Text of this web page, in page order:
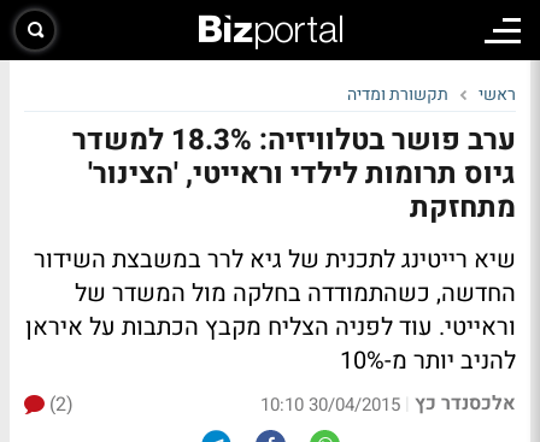
ראשי תקשורת ומדיה
ערב פושר בטלוויזיה: 18.3% למשדר
גיוס תרומות לילדי וראייטי, 'הצינור'
מתחזקת
שיא רייטינג לתכנית של גיא לרר במשבצת השידור
החדשה, כשהתמודדה בחלקה מול המשדר של
וראייטי. עוד לפניה הצליח מקבץ הכתבות על איראן
להניב יותר מ-10%
אלכסנדר כץ |
30/04/2015 10:10
(2)